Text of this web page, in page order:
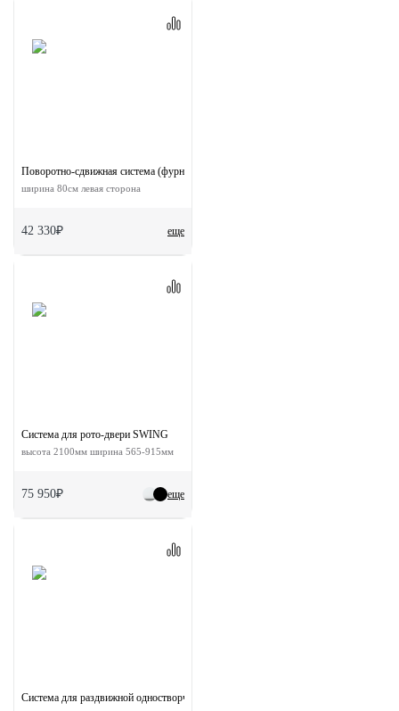
еще
Поворотно-сдвижная система (фурнитура) для дверей 90-TWICE LEFT 80
ширина 80см левая сторона
42 330₽
еще
Система для рото-двери SWING
высота 2100мм ширина 565-915мм
75 950₽
Система для раздвижной одностворчатой двери ESTHETIC с доводчиками